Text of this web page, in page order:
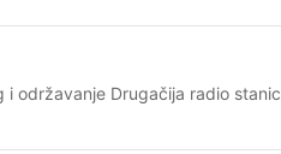
održavanje Drugačija radio